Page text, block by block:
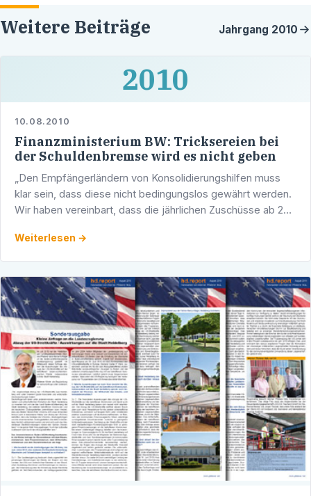
Weitere Beiträge Jahrgang 2010
2010
10.08.2010
Finanzministerium BW: Tricksereien bei
der Schuldenbremse wird es nicht geben
„Den Empfängerländern von Konsolidierungshilfen muss
klar sein, dass diese nicht bedingungslos gewährt werden.
Wir haben vereinbart, dass die jährlichen Zuschüsse ab 2011
Weiterlesen →